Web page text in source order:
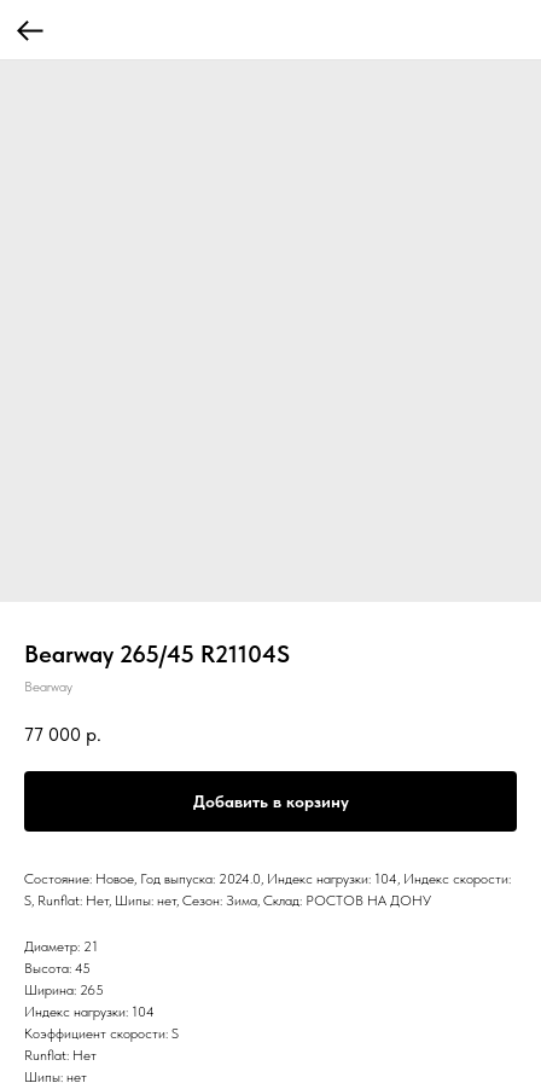
Bearway 265/45 R21104S
Bearway
77 000 р.
Добавить в корзину
Состояние: Новое, Год выпуска: 2024.0, Индекс нагрузки: 104, Индекс скорости:
S, Runflat: Нет, Шипы: нет, Сезон: Зима, Склад: РОСТОВ НА ДОНУ
Диаметр: 21
Высота: 45
Ширина: 265
Индекс нагрузки: 104
Коэффициент скорости: S
Runflat: Нет
Шипы: нет